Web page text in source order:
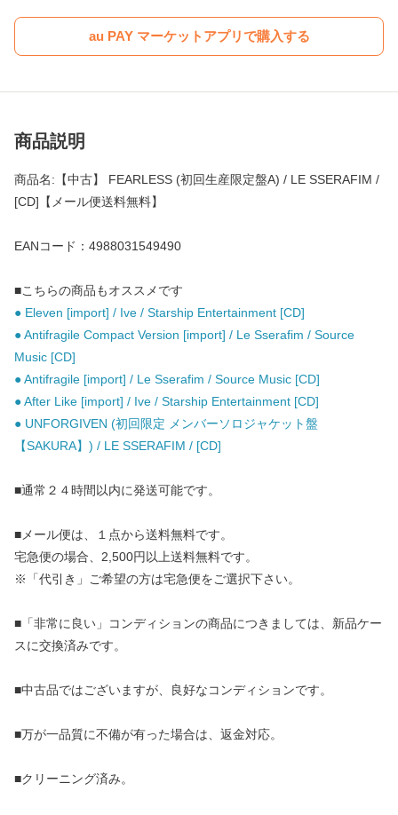
au PAY マーケットアプリで購入する
商品説明
商品名:【中古】 FEARLESS (初回生産限定盤A) / LE SSERAFIM /
[CD]【メール便送料無料】
EANコード：4988031549490
■こちらの商品もオススメです
● Eleven [import] / Ive / Starship Entertainment [CD]
● Antifragile Compact Version [import] / Le Sserafim / Source
Music [CD]
● Antifragile [import] / Le Sserafim / Source Music [CD]
● After Like [import] / Ive / Starship Entertainment [CD]
● UNFORGIVEN (初回限定 メンバーソロジャケット盤
【SAKURA】) / LE SSERAFIM / [CD]
■通常２４時間以内に発送可能です。
■メール便は、１点から送料無料です。
宅急便の場合、2,500円以上送料無料です。
※「代引き」ご希望の方は宅急便をご選択下さい。
■「非常に良い」コンディションの商品につきましては、新品ケー
スに交換済みです。
■中古品ではございますが、良好なコンディションです。
■万が一品質に不備が有った場合は、返金対応。
■クリーニング済み。